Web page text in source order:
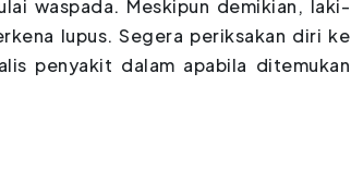
waspada. Meskipun demikian, laki-
lupus. Segera periksakan diri ke
penyakit dalam apabila ditemukan